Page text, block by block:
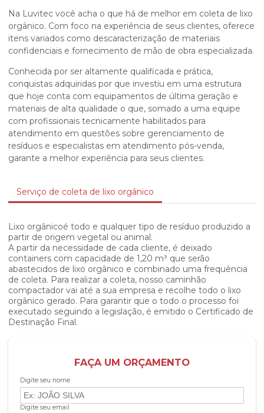
Na Luvitec você acha o que há de melhor em coleta de lixo
orgânico. Com foco na experiência de seus clientes, oferece
itens variados como descaracterização de materiais
confidenciais e fornecimento de mão de obra especializada.
Conhecida por ser altamente qualificada e prática,
conquistas adquiridas por que investiu em uma estrutura
que hoje conta com equipamentos de última geração e
materiais de alta qualidade o que, somado a uma equipe
com profissionais tecnicamente habilitados para
atendimento em questões sobre gerenciamento de
resíduos e especialistas em atendimento pós-venda,
garante a melhor experiência para seus clientes.
Serviço de coleta de lixo orgânico
Lixo orgânicoé todo e qualquer tipo de resíduo produzido a
partir de origem vegetal ou animal.
A partir da necessidade de cada cliente, é deixado
containers com capacidade de 1,20 m³ que serão
abastecidos de lixo orgânico e combinado uma frequência
de coleta. Para realizar a coleta, nosso caminhão
compactador vai até a sua empresa e recolhe todo o lixo
orgânico gerado. Para garantir que o todo o processo foi
executado seguindo a legislação, é emitido o Certificado de
Destinação Final.
FAÇA UM ORÇAMENTO
Digite seu nome
Digite seu email